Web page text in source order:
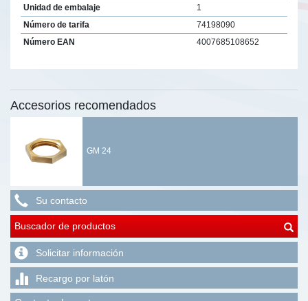
Unidad de embalaje
1
Número de tarifa
74198090
Número EAN
4007685108652
Accesorios recomendados
GM 24
Su contacto
Buscador de productos
Solicitar información
Recargo por latón